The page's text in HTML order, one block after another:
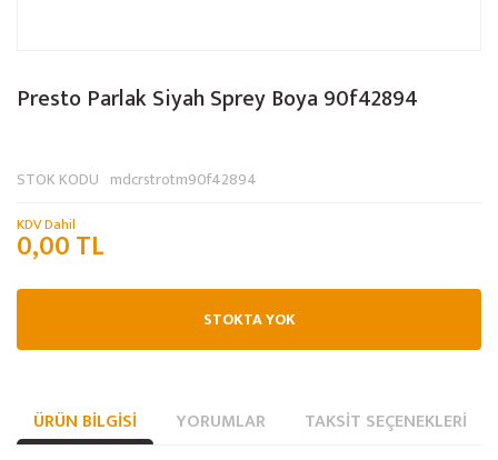
Presto Parlak Siyah Sprey Boya 90f42894
STOK KODU mdcrstrotm90f42894
KDV Dahil
0,00 TL
STOKTA YOK
ÜRÜN BILGISI YORUMLAR TAKSIT SEÇENEKLERI